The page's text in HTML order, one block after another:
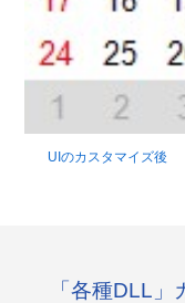
UIのカスタマイズ後
「各種DLL